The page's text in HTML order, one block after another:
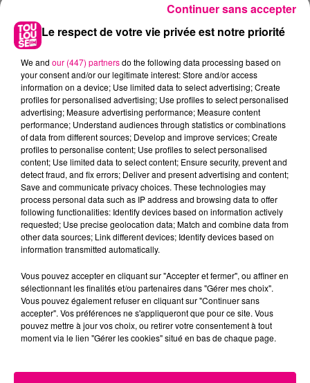
Cancer Lion Vierge
Balance Scorpion Sagittaire
Capricorne Verseau Poissons
Le respect de votre vie privée est notre priorité
We and our (447) partnersdo the following data processing based on
your consent and/or our legitimate interest: Store and/or access
information on a device; Use limited data to select advertising; Create
profiles for personalised advertising; Use profiles to select personalised
advertising; Measure advertising performance; Measure content
performance; Understand audiences through statistics or combinations
of data from different sources; Develop and improve services; Create
profiles to personalise content; Use profiles to select personalised
content; Use limited data to select content; Ensure security, prevent and
detect fraud, and fix errors; Deliver and present advertising and content;
Save and communicate privacy choices. These technologies may
process personal data such as IP address and browsing data to offer
following functionalities: Identify devices based on information actively
requested; Use precise geolocation data; Match and combine data from
other data sources; Link different devices; Identify devices based on
information transmitted automatically.
Vous pouvez accepter en cliquant sur "Accepter et fermer", ou affiner en
sélectionnant les finalités et/ou partenaires dans "Gérer mes choix".
Vous pouvez également refuser en cliquant sur "Continuer sans
accepter". Vos préférences ne s'appliqueront que pour ce site. Vous
pouvez mettre à jour vos choix, ou retirer votre consentement à tout
moment via le lien "Gérer les cookies" situé en bas de chaque page.
Continuer sans accepter